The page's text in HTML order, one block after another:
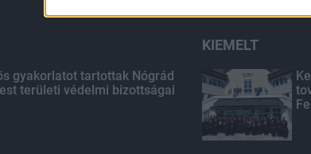
authentication functionality and
gyakorlatot tartottak Nógrád
területi védelmi bizottságai
KIEMELT